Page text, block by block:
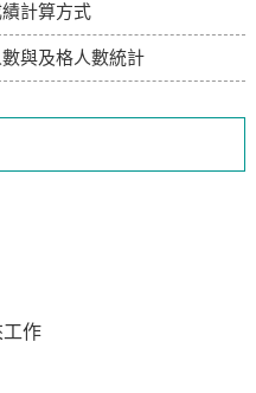
作
計算方式
與及格人數統計